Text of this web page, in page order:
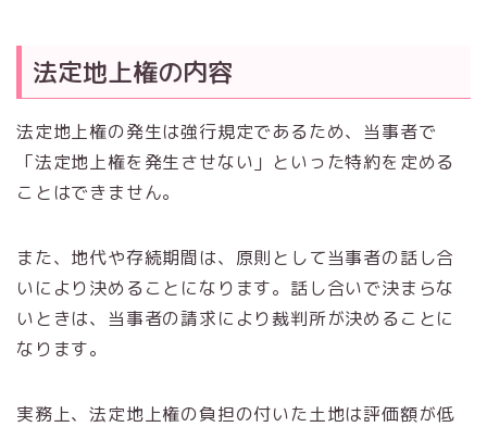
法定地上権の内容
法定地上権の発生は強行規定であるため、当事者で
「法定地上権を発生させない」といった特約を定める
ことはできません。
また、地代や存続期間は、原則として当事者の話し合
いにより決めることになります。話し合いで決まらな
いときは、当事者の請求により裁判所が決めることに
なります。
実務上、法定地上権の負担の付いた土地は評価額が低